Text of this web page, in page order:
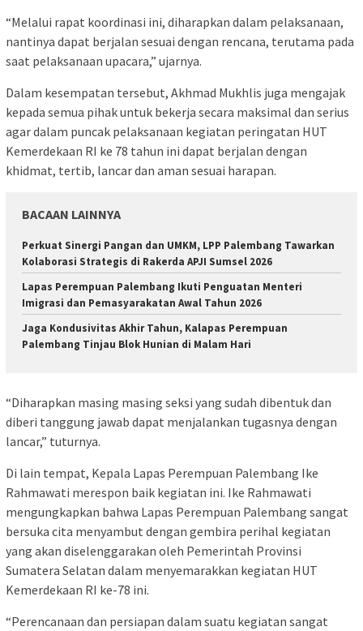
“Melalui rapat koordinasi ini, diharapkan dalam pelaksanaan,
nantinya dapat berjalan sesuai dengan rencana, terutama pada
saat pelaksanaan upacara,” ujarnya.
Dalam kesempatan tersebut, Akhmad Mukhlis juga mengajak
kepada semua pihak untuk bekerja secara maksimal dan serius
agar dalam puncak pelaksanaan kegiatan peringatan HUT
Kemerdekaan RI ke 78 tahun ini dapat berjalan dengan
khidmat, tertib, lancar dan aman sesuai harapan.
BACAAN LAINNYA
Perkuat Sinergi Pangan dan UMKM, LPP Palembang Tawarkan
Kolaborasi Strategis di Rakerda APJI Sumsel 2026
Lapas Perempuan Palembang Ikuti Penguatan Menteri
Imigrasi dan Pemasyarakatan Awal Tahun 2026
Jaga Kondusivitas Akhir Tahun, Kalapas Perempuan
Palembang Tinjau Blok Hunian di Malam Hari
“Diharapkan masing masing seksi yang sudah dibentuk dan
diberi tanggung jawab dapat menjalankan tugasnya dengan
lancar,” tuturnya.
Di lain tempat, Kepala Lapas Perempuan Palembang Ike
Rahmawati merespon baik kegiatan ini. Ike Rahmawati
mengungkapkan bahwa Lapas Perempuan Palembang sangat
bersuka cita menyambut dengan gembira perihal kegiatan
yang akan diselenggarakan oleh Pemerintah Provinsi
Sumatera Selatan dalam menyemarakkan kegiatan HUT
Kemerdekaan RI ke-78 ini.
“Perencanaan dan persiapan dalam suatu kegiatan sangat